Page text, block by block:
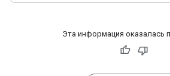
Эта информация оказалась